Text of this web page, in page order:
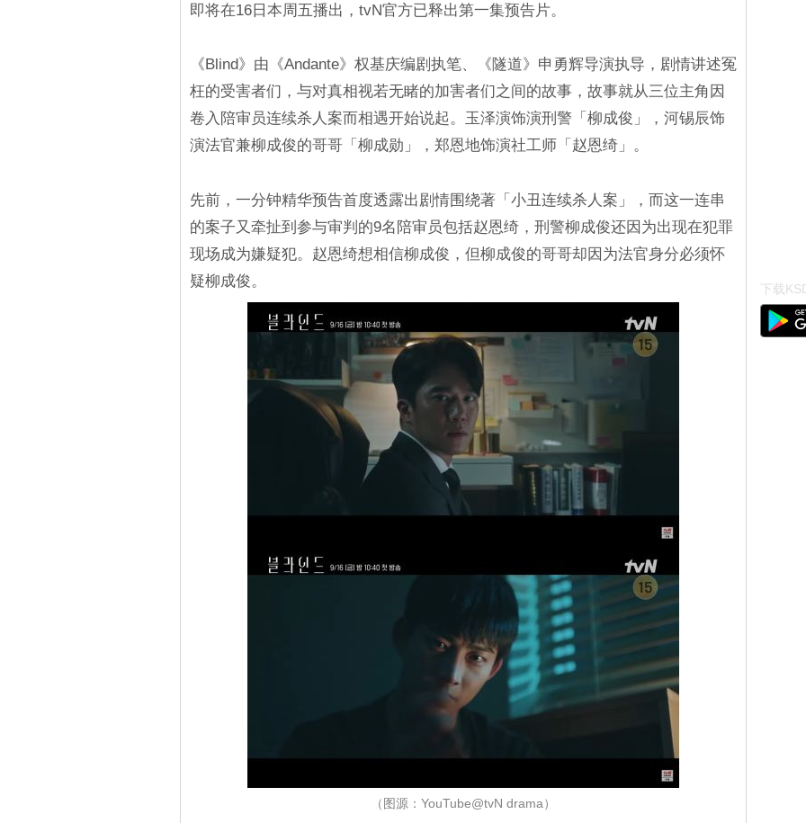
即将在16日本周五播出，tvN官方已释出第一集预告片。
《Blind》由《Andante》权基庆编剧执笔、《隧道》申勇辉导演执导，剧情讲述冤
枉的受害者们，与对真相视若无睹的加害者们之间的故事，故事就从三位主角因
卷入陪审员连续杀人案而相遇开始说起。玉泽演饰演刑警「柳成俊」，河锡辰饰
演法官兼柳成俊的哥哥「柳成勋」，郑恩地饰演社工师「赵恩绮」。
先前，一分钟精华预告首度透露出剧情围绕著「小丑连续杀人案」，而这一连串
的案子又牵扯到参与审判的9名陪审员包括赵恩绮，刑警柳成俊还因为出现在犯罪
现场成为嫌疑犯。赵恩绮想相信柳成俊，但柳成俊的哥哥却因为法官身分必须怀
疑柳成俊。
（图源：YouTube@tvN drama）
下载